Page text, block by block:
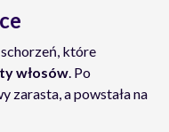
które
włosów. Po
zarasta, a powstała na